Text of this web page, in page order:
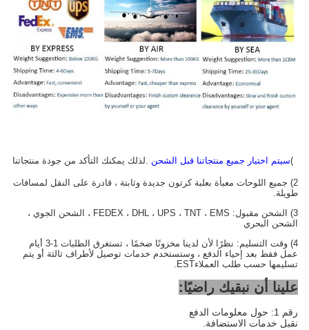
سيتم اختبار جميع منتجاتنا قبل الشحن .لذلك يمكنك التأكد من جودة منتجاتنا
2) جميع اللوحات معبأة بعلبة كرتون جديدة وثابتة ، قادرة على النقل لمسافات
طويلة.
3) الشحن مقبول: FEDEX ، DHL ، UPS ، TNT ، EMS ، الشحن الجوي ،
الشحن البحري
4) وقت التسليم: نظرًا لأن لدينا مخزونًا ضخمًا ، تستغرق الطلبات 1-3 أيام
عمل فقط بعد إحياء الدفع ، وستستخدم خدمات توصيل لأطراف ثالثة أو يتم
تسليمها حسب طلب العملاءEST.
علينا أن نبقيك راضيًا:
رقم 1: حول معلومات الدفع
نقبل خدمات الاستضافة.